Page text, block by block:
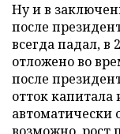
Ну и в
после
всегда падал, в
отложено во
после
отток капитала
автоматически